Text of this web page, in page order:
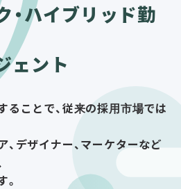
・ハイブリッド勤
ェント
ることで、従来の採用市場では
デザイナー、マーケターなど